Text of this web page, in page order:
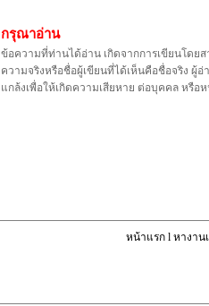
กรุณาอ่าน
ข้อความที่ท่านได้อ่าน เกิดจากการเขียนโดย
ความจริงหรือชื่อผู้เขียนที่ได้เห็นคือชื่อจริง
แกล้งเพื่อให้เกิดความเสียหาย ต่อบุคคล หรือ
หน้าแรกl หางาน